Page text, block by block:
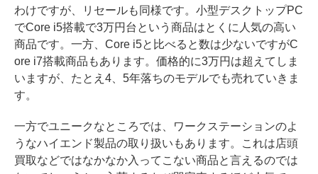
わけですが、リセールも同様です。小型デスクトップPC
でCore i5搭載で3万円台という商品はとくに人気の高い
商品です。一方、Core i5と比べると数は少ないですがC
ore i7搭載商品もあります。価格的に3万円は超えてしま
いますが、たとえ4、5年落ちのモデルでも売れていきま
す。
一方でユニークなところでは、ワークステーションのよ
うなハイエンド製品の取り扱いもあります。これは店頭
買取などではなかなか入ってこない商品と言えるのでは